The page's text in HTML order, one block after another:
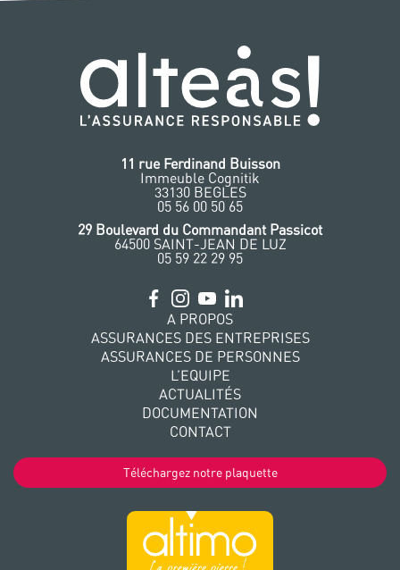
11 rue Ferdinand Buisson
Immeuble Cognitik
33130 BEGLES
‭05 56 00 50 65
‭29 Boulevard du Commandant Passicot
64500 SAINT-JEAN DE LUZ
05 59 22 29 95
A PROPOS
ASSURANCES DES ENTREPRISES
ASSURANCES DE PERSONNES
L’EQUIPE
ACTUALITÉS
DOCUMENTATION
CONTACT
Téléchargez notre plaquette